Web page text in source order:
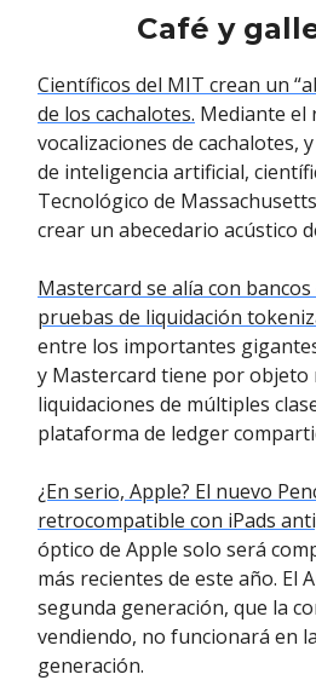
Café y
Científicos del MIT crean un
de los cachalotes. Mediante el
vocalizaciones de cachalotes,
de inteligencia artificial,
Tecnológico de
crear un abecedario acústico
Mastercard se alía con bancos
pruebas de liquidación
entre los importantes
y Mastercard tiene por objeto
liquidaciones de múltiples
plataforma de ledger
¿En serio, Apple? El nuevo
retrocompatible con iPads
óptico de Apple solo será
más recientes de este año. El
segunda generación, que la
vendiendo, no funcionará en
generación.